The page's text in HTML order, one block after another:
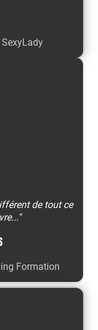
de tout ce
Formation